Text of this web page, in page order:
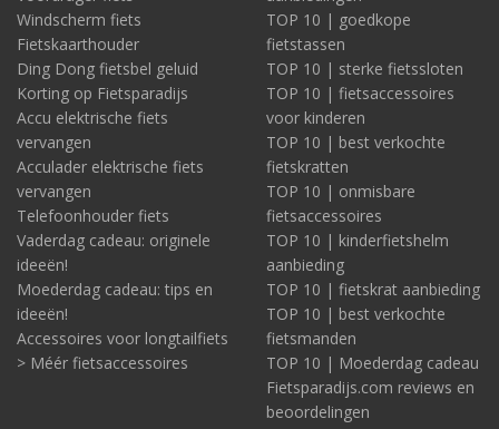
Windscherm fiets
Fietskaarthouder
Ding Dong fietsbel geluid
Korting op Fietsparadijs
Accu elektrische fiets
vervangen
Acculader elektrische fiets
vervangen
Telefoonhouder fiets
Vaderdag cadeau: originele
ideeën!
Moederdag cadeau: tips en
ideeën!
Accessoires voor longtailfiets
> Méér fietsaccessoires
TOP 10 | goedkope
fietstassen
TOP 10 | sterke fietssloten
TOP 10 | fietsaccessoires
voor kinderen
TOP 10 | best verkochte
fietskratten
TOP 10 | onmisbare
fietsaccessoires
TOP 10 | kinderfietshelm
aanbieding
TOP 10 | fietskrat aanbieding
TOP 10 | best verkochte
fietsmanden
TOP 10 | Moederdag cadeau
Fietsparadijs.com reviews en
beoordelingen